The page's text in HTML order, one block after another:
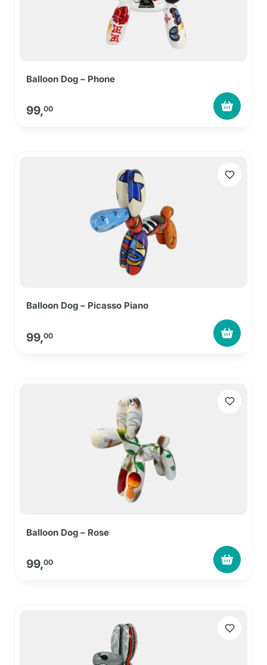
Balloon Dog – Phone
99,00
Balloon Dog – Picasso Piano
99,00
Balloon Dog – Rose
99,00